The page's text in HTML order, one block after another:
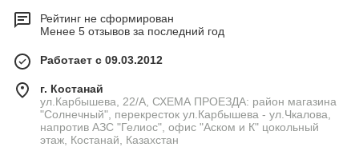
Рейтинг не сформирован
Менее 5 отзывов за последний год
Работает с 09.03.2012
г. Костанай
ул.Карбышева, 22/А, СХЕМА ПРОЕЗДА: район магазина
"Солнечный", перекресток ул.Карбышева - ул.Чкалова,
напротив АЗС "Гелиос", офис "Аском и К" цокольный
этаж, Костанай, Казахстан